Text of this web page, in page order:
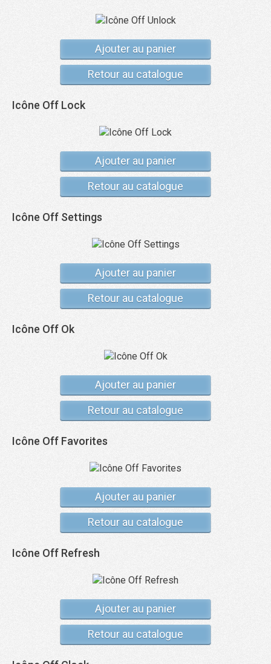
Ajouter au panier
Retour au catalogue
Icône Off Lock
Ajouter au panier
Retour au catalogue
Icône Off Settings
Ajouter au panier
Retour au catalogue
Icône Off Ok
Ajouter au panier
Retour au catalogue
Icône Off Favorites
Ajouter au panier
Retour au catalogue
Icône Off Refresh
Ajouter au panier
Retour au catalogue